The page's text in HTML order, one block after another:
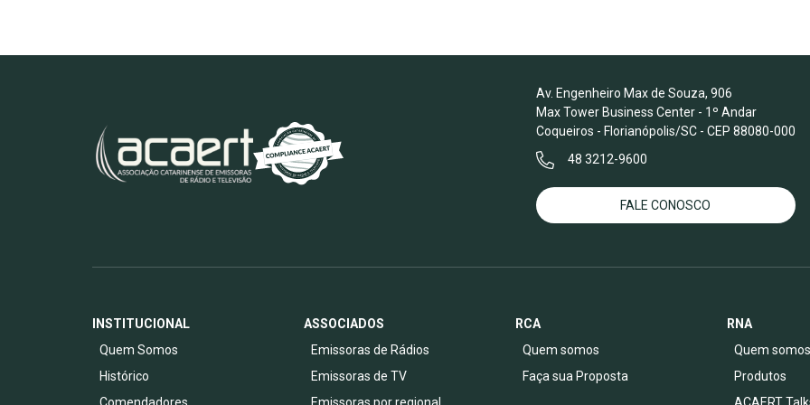
Av. Engenheiro Max de Souza, 906
Max Tower Business Center - 1º Andar
Coqueiros - Florianópolis/SC - CEP 88080-000
48 3212-9600
FALE CONOSCO
INSTITUCIONAL
Quem Somos
Histórico
ASSOCIADOS
Emissoras de Rádios
Emissoras de TV
RCA
Quem somos
Faça sua Proposta
RNA
Quem somos
Produtos